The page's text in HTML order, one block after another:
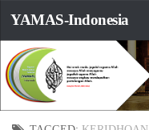
YAMAS-Indonesia